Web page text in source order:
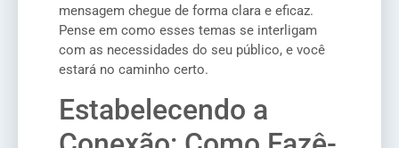
mensagem chegue de forma clara e eficaz.
Pense em como esses temas se interligam
com as necessidades do seu público, e você
estará no caminho certo.
Estabelecendo a